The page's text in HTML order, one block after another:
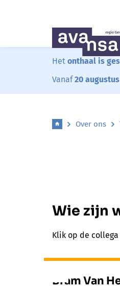
Het onthaal is
Vanaf20 augustus
Over ons
Wie zijn
Klik op de
Bram Van